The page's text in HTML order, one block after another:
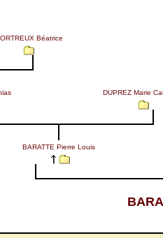
Béatrice
DUPREZ Marie
BARATTE Pierre Louis